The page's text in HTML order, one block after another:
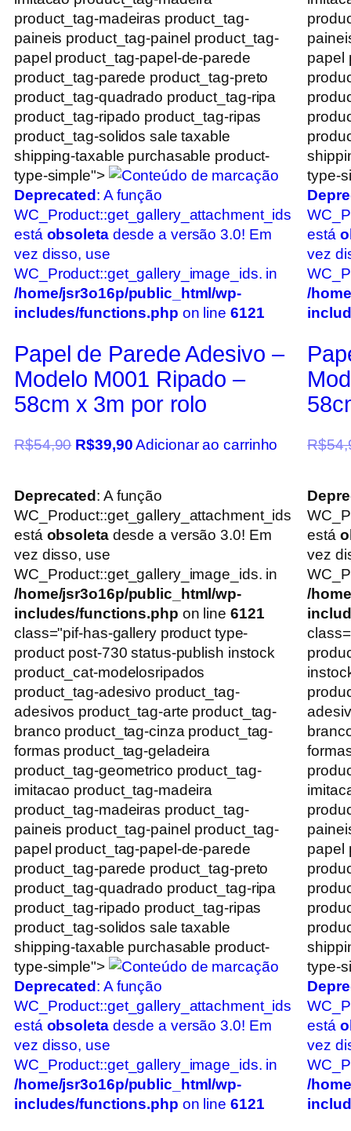
product_tag-madeiras product_tag-
paineis product_tag-painel product_tag-
papel product_tag-papel-de-parede
product_tag-parede product_tag-preto
product_tag-quadrado product_tag-ripa
product_tag-ripado product_tag-ripas
product_tag-solidos sale taxable
shipping-taxable purchasable product-
type-simple">
Deprecated : A função
WC_Product::get_gallery_attachment_ids
está obsoletadesde a versão 3.0! Em
vez disso, use
WC_Product::get_gallery_image_ids. in
/home/jsr3o16p/public_html/wp-
includes/functions.php on line 6121
Papel de Parede Adesivo –
Modelo M001 Ripado –
58cm x 3m por rolo
R$54,90 R$39,90 Adicionar ao carrinho
papel
type-
está
vez
/
R$
Deprecated : A função
WC_Product::get_gallery_attachment_ids
está obsoletadesde a versão 3.0! Em
vez disso, use
WC_Product::get_gallery_image_ids. in
/home/jsr3o16p/public_html/wp-
includes/functions.php on line 6121
class="pif-has-gallery product type-
product post-730 status-publish instock
product_cat-modelosripados
product_tag-adesivo product_tag-
adesivos product_tag-arte product_tag-
branco product_tag-cinza product_tag-
formas product_tag-geladeira
product_tag-geometrico product_tag-
imitacao product_tag-madeira
product_tag-madeiras product_tag-
paineis product_tag-painel product_tag-
papel product_tag-papel-de-parede
product_tag-parede product_tag-preto
product_tag-quadrado product_tag-ripa
product_tag-ripado product_tag-ripas
product_tag-solidos sale taxable
shipping-taxable purchasable product-
type-simple">
Deprecated : A função
WC_Product::get_gallery_attachment_ids
está obsoletadesde a versão 3.0! Em
vez disso, use
WC_Product::get_gallery_image_ids. in
/home/jsr3o16p/public_html/wp-
includes/functions.php on line 6121
está
vez
/
papel
type-
está
vez
/